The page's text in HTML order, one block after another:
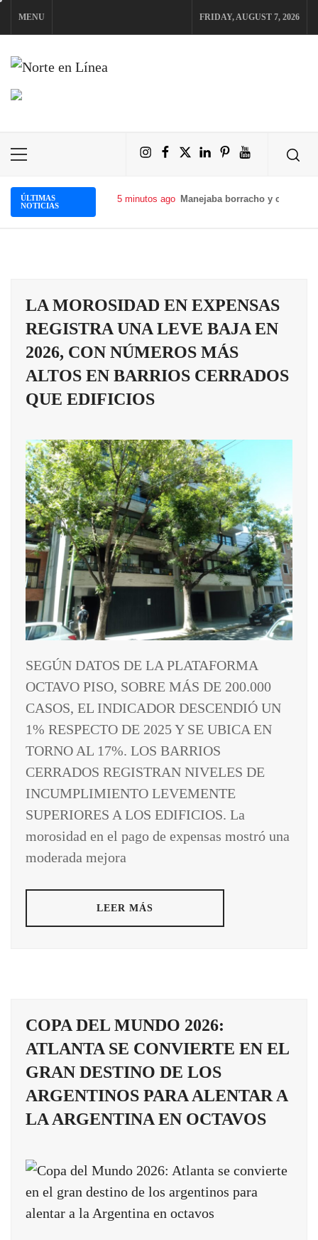
Skip
to
content
MENU FRIDAY, AUGUST 7, 2026
NORTE EN LÍNEA
Primary
InstagramFacebook
X LinkedInPinterestYouTube
ÚLTIMAS
NOTICIAS
5 minutos ago Manejaba borracho y con
LA MOROSIDAD EN EXPENSAS
REGISTRA UNA LEVE BAJA EN
2026, CON NÚMEROS MÁS
ALTOS EN BARRIOS CERRADOS
QUE EDIFICIOS
SEGÚN DATOS DE LA PLATAFORMA
OCTAVO PISO, SOBRE MÁS DE 200.000
CASOS, EL INDICADOR DESCENDIÓ UN
1% RESPECTO DE 2025 Y SE UBICA EN
TORNO AL 17%. LOS BARRIOS
CERRADOS REGISTRAN NIVELES DE
INCUMPLIMIENTO LEVEMENTE
SUPERIORES A LOS EDIFICIOS. La
morosidad en el pago de expensas mostró una
moderada mejora
LEER MÁS
COPA DEL MUNDO 2026:
ATLANTA SE CONVIERTE EN EL
GRAN DESTINO DE LOS
ARGENTINOS PARA ALENTAR A
LA ARGENTINA EN OCTAVOS